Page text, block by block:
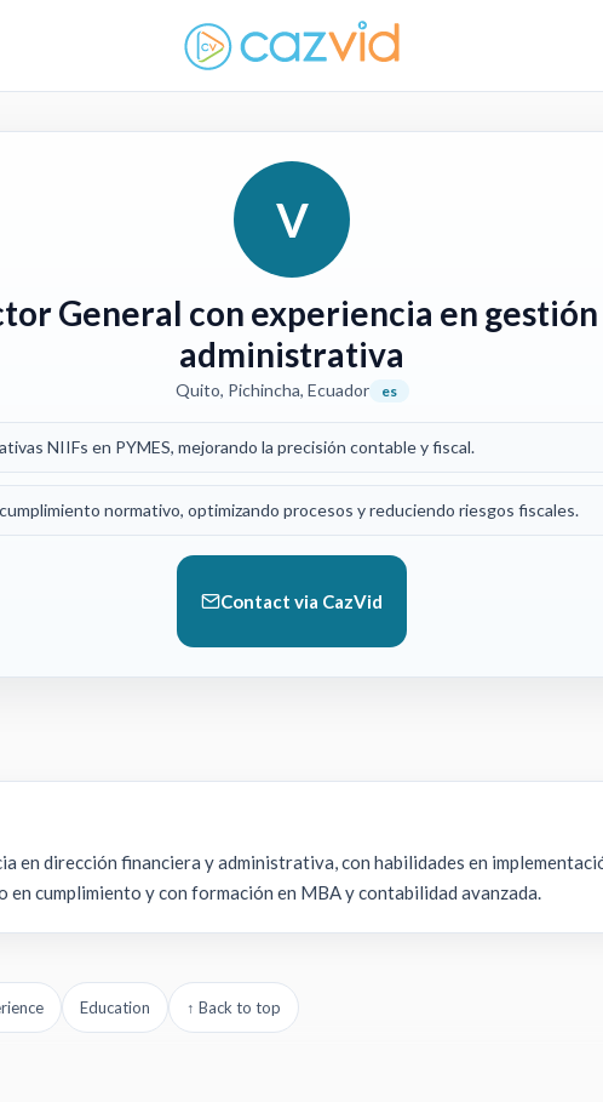
V
General con experiencia en
administrativa
Quito, Pichincha, Ecuador es
NIIFs en PYMES, mejorando la precisión contable y fiscal.
normativo, optimizando procesos y reduciendo riesgos fiscales.
Contact via CazVid
en dirección financiera y administrativa, con habilidades en
cumplimiento y con formación en MBA y contabilidad avanzada.
Education ↑ Back to top